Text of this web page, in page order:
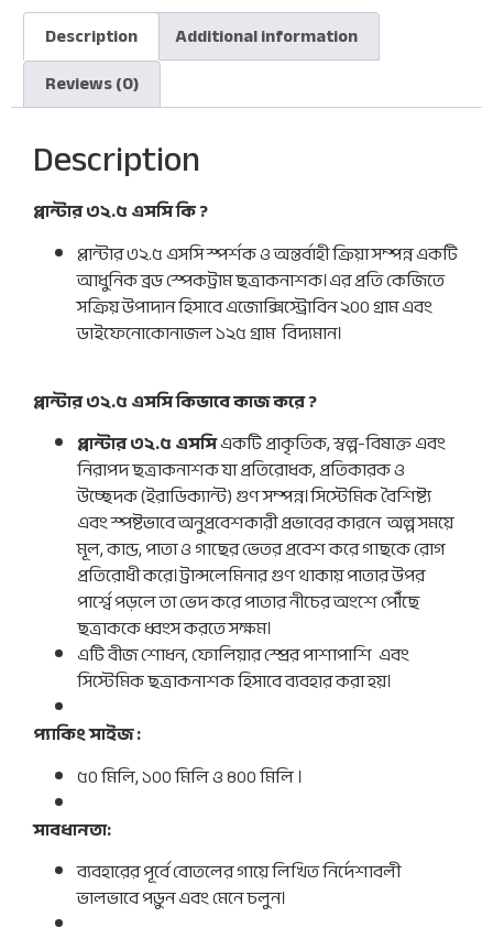
Description
Additional information
Reviews (0)
Description
প্লান্টার ৩২.৫ এসসি কি ?
প্লান্টার ৩২.৫ এসসি স্পর্শক ও অন্তর্বাহী ক্রিয়া সম্পন্ন একটি
আধুনিক ব্রড স্পেকট্রাম ছত্রাকনাশক।এর প্রতি কেজিতে
সক্রিয় উপাদান হিসাবে এজোক্সিস্ট্রোবিন ২০০ গ্রাম এবং
ডাইফেনোকোনাজল ১২৫ গ্রামবিদ্যমান।
প্লান্টার ৩২.৫ এসসি কিভাবে কাজ করে ?
প্লান্টার ৩২.৫ এসসিএকটি প্রাকৃতিক, স্বল্প-বিষাক্ত এবং
নিরাপদ ছত্রাকনাশক যা প্রতিরোধক, প্রতিকারক ও
উচ্ছেদক (ইরাডিক্যান্ট) গুণ সম্পন্ন।সিস্টেমিক বৈশিষ্ট্য
এবং স্পষ্টভাবে অনুপ্রবেশকারী প্রভাবের কারনেঅল্প সময়ে
মূল, কান্ড, পাতা ও গাছের ভেতর প্রবেশ করে গাছকে রোগ
প্রতিরোধী করে।ট্রান্সলেমিনার গুণ থাকায় পাতার উপর
পার্শ্বে পড়লে তা ভেদ করে পাতার নীচের অংশে পৌঁছে
ছত্রাককে ধ্বংস করতে সক্ষম।
এটি বীজ শোধন, ফোলিয়ার স্প্রের পাশাপাশি এবং
সিস্টেমিকছত্রাকনাশক হিসাবে ব্যবহার করা হয়।
প্যাকিং সাইজ :
৫০ মিলি, ১০০ মিলি ও ৪০০ মিলি ।
সাবধানতা:
ব্যবহারের পূর্বে বোতলের গায়ে লিখিত নির্দেশাবলী
ভালভাবে পড়ুন এবং মেনে চলুন।